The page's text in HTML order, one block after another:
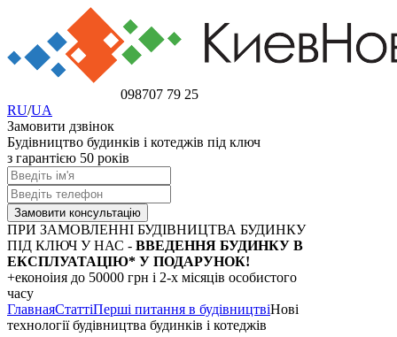
098707 79 25
RU/UA
Замовити дзвінок
Будівництво будинків і котеджів під ключ
з гарантією 50 років
ПРИ ЗАМОВЛЕННІ БУДІВНИЦТВА БУДИНКУ
ПІД КЛЮЧ У НАС - ВВЕДЕННЯ БУДИНКУ В
ЕКСПЛУАТАЦІЮ* У ПОДАРУНОК!
+еконоіия до 50000 грн і 2-х місяців особистого
часу
ГлавнаяСтаттіПерші питання в будівництвіНові
технології будівництва будинків і котеджів